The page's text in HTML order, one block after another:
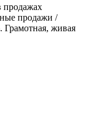
продажах
продажи /
Грамотная, живая